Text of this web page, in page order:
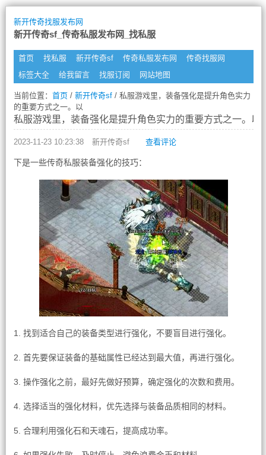
新开传奇找服发布网
新开传奇sf_传奇私服发布网_找私服
首页 找私服 新开传奇sf 传奇私服发布网
传奇找服网
标签大全
给我留言 找服订阅 网站地图
当前位置： 首页/ 新开传奇sf/ 私服游戏里，装备强化是提升角色实力
的重要方式之一。以
私服游戏里，装备强化是提升角色实力的重要方式之一。以
2023-11-23 10:23:38 新开传奇sf 查看评论
下是一些传奇私服装备强化的技巧：
1. 找到适合自己的装备类型进行强化，不要盲目进行强化。
2. 首先要保证装备的基础属性已经达到最大值，再进行强化。
3. 操作强化之前，最好先做好预算，确定强化的次数和费用。
4. 选择适当的强化材料，优先选择与装备品质相同的材料。
5. 合理利用强化石和天魂石，提高成功率。